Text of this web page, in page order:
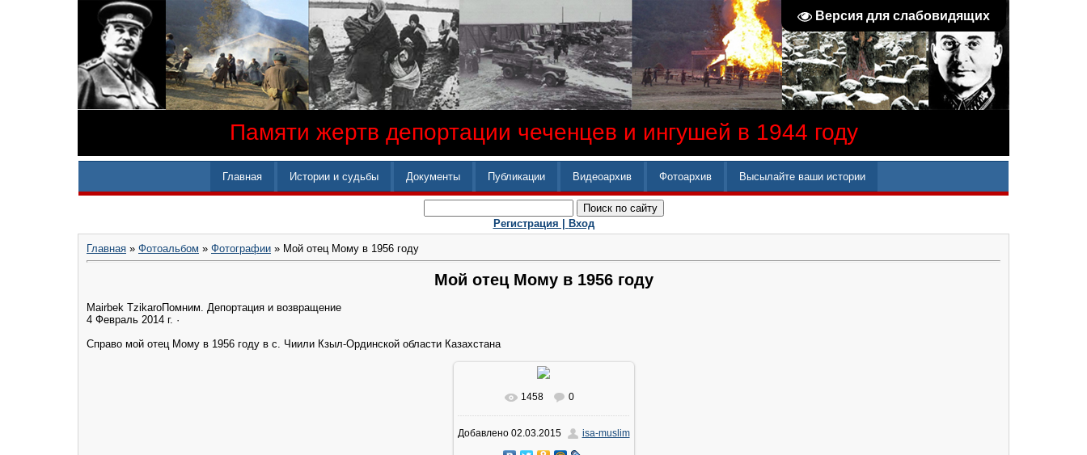
Версия для слабовидящих
Памяти жертв депортации чеченцев и ингушей в 1944 году
Главная Истории и судьбы Документы Публикации Видеоархив Фотоархив Высылайте ваши истории
Регистрация | Вход
Главная » Фотоальбом » Фотографии » Мой отец Мому в 1956 году
Мой отец Мому в 1956 году
Mairbek Tzikaro‎Помним. Депортация и возвращение
4 Февраль 2014 г. ·
Справо мой отец Мому в 1956 году в с. Чиили Кзыл-Ординской области Казахстана
1458 0
Добавлено02.03.2015 isa-muslim